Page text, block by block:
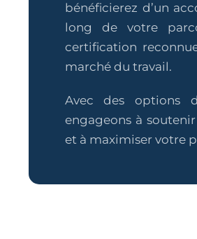
bénéficierez d’un
long de votre
certification
marché du travail.
Avec des options
engageons à
et à maximiser votre